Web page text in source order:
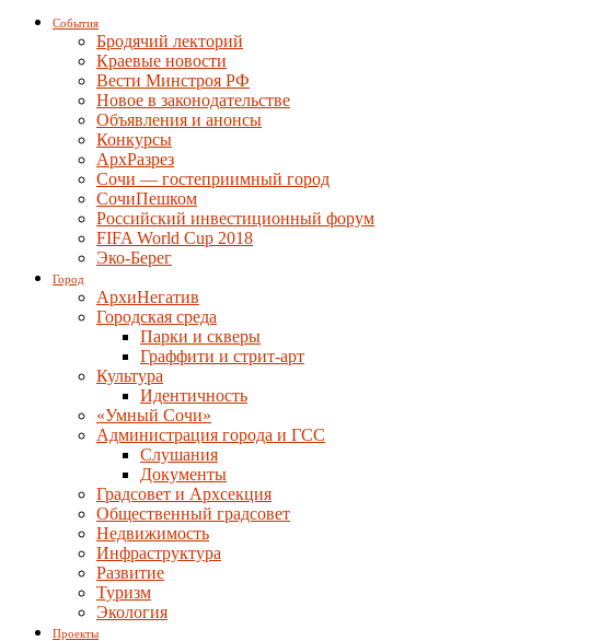
События
Бродячий лекторий
Краевые новости
Вести Минстроя РФ
Новое в законодательстве
Объявления и анонсы
Конкурсы
АрхРазрез
Сочи — гостеприимный город
СочиПешком
Российский инвестиционный форум
FIFA World Cup 2018
Эко-Берег
Город
АрхиНегатив
Городская среда
Парки и скверы
Граффити и стрит-арт
Культура
Идентичность
«Умный Сочи»
Администрация города и ГСС
Слушания
Документы
Градсовет и Архсекция
Общественный градсовет
Недвижимость
Инфраструктура
Развитие
Туризм
Экология
Проекты